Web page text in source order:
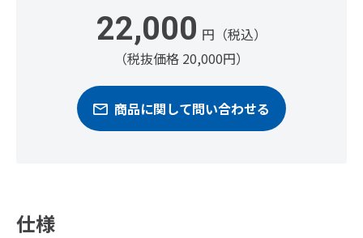
22,000 円（税込）
（税抜価格 20,000円）
商品に関して問い合わせる
仕様